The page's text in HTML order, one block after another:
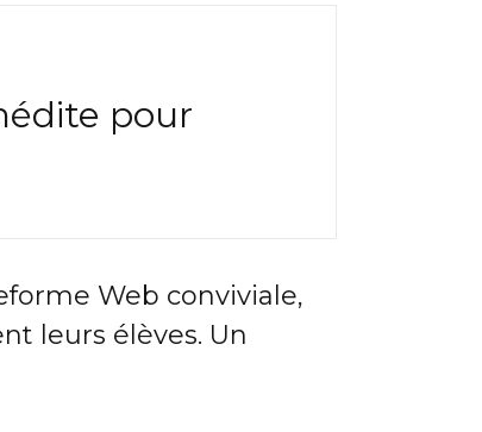
pour
Web conviviale,
leurs élèves. Un